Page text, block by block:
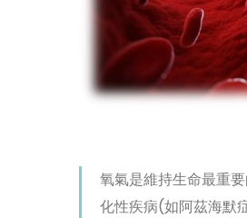
氧氣是維持生命最重
化性疾病(如阿茲海默